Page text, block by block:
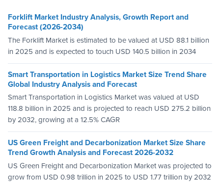
Forklift Market Industry Analysis, Growth Report and
Forecast (2026-2034)
The Forklift Market is estimated to be valued at USD 88.1 billion
in 2025 and is expected to touch USD 140.5 billion in 2034
Smart Transportation in Logistics Market Size Trend Share
Global Industry Analysis and Forecast
Smart Transportation in Logistics Market was valued at USD
118.8 billion in 2025 and is projected to reach USD 275.2 billion
by 2032, growing at a 12.5% CAGR
US Green Freight and Decarbonization Market Size Share
Trend Growth Analysis and Forecast 2026-2032
US Green Freight and Decarbonization Market was projected to
grow from USD 0.98 trillion in 2025 to USD 1.77 trillion by 2032